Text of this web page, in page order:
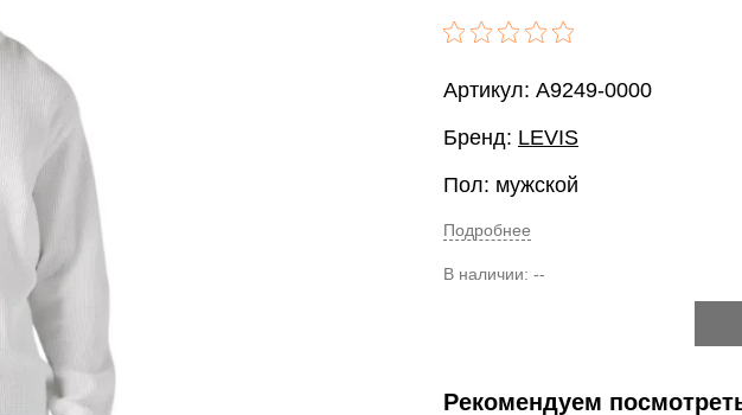
Артикул: A9249-0000
Бренд: LEVIS
Пол: мужской
Подробнее
В наличии: --
Рекомендуем